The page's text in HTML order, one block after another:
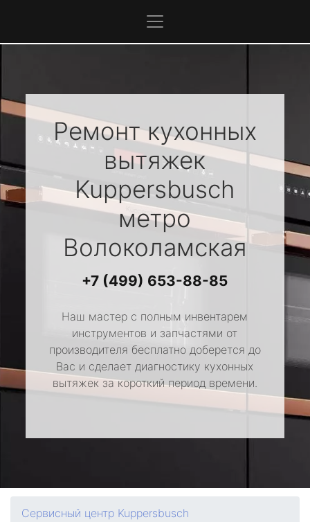
Ремонт кухонных
вытяжек
Kuppersbusch
метро
Волоколамская
+7 (499) 653-88-85
Наш мастер с полным инвентарем
инструментов и запчастями от
производителя бесплатно доберется до
Вас и сделает диагностику кухонных
вытяжек за короткий период времени.
Сервисный центр Kuppersbusch